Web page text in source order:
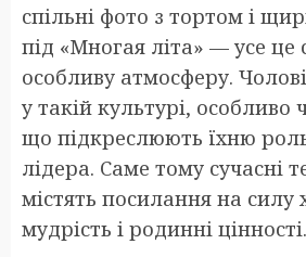
спільні фото з тортом і
під «Многая літа» — усе це
особливу атмосферу.
у такій культурі, особливо
що підкреслюють їхню
лідера. Саме тому сучасні
містять посилання на силу
мудрість і родинні цінності.